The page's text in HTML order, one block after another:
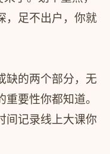
，足不出户，你就
缺的两个部分，无
要性你都知道。
间记录线上大课你